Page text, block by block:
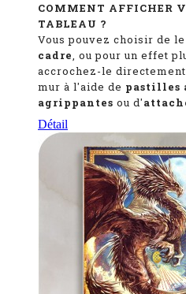
COMMENT AFFICHER
TABLEAU ?
Vous pouvez choisir de
cadre, ou pour un effet
accrochez-le
mur à l'aide de pastilles
agrippantes ou d'
Détail